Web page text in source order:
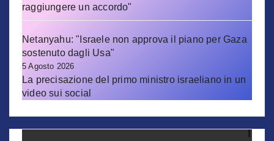
raggiungere un accordo"
Netanyahu: "Israele non approva il piano per Gaza
sostenuto dagli Usa"
5 Agosto 2026
La precisazione del primo ministro israeliano in un
video sui social